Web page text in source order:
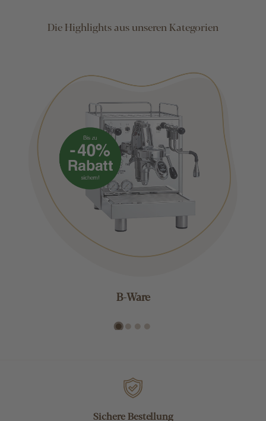
Die Highlights aus unseren Kategorien
B-Ware
Sichere Bestellung